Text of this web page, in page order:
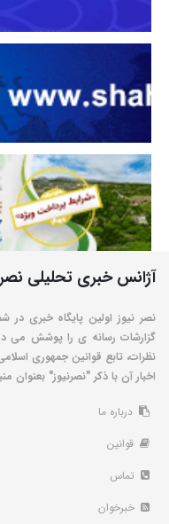
آژانس خبری تحلیلی نصر
نصر نیوز اولین پایگاه خبری
گزارشات رسانه ی را پوشش می
نظرات، تابع قوانین جمهوری
اخبار آن با ذکر "نصرنیوز" بعنوان
درباره ما
قوانین
تماس
خبرخوان